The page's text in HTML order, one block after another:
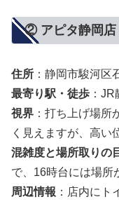
② アピタ静岡店
住所 ：静岡市駿河区
最寄り駅・徒歩 ：
視界 ：打ち上げ場所
く見えますが、高い
混雑度と場所取りの
で、16時台には場所
周辺情報 ：店内にト